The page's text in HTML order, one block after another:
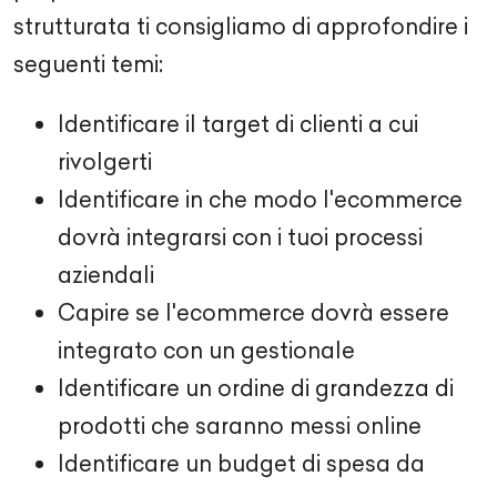
strutturata ti consigliamo di approfondire i
seguenti temi:
Identificare il target di clienti a cui
rivolgerti
Identificare in che modo l'ecommerce
dovrà integrarsi con i tuoi processi
aziendali
Capire se l'ecommerce dovrà essere
integrato con un gestionale
Identificare un ordine di grandezza di
prodotti che saranno messi online
Identificare un budget di spesa da